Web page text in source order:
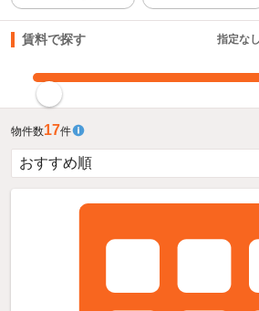
賃料で探す 指定なし
物件数17件